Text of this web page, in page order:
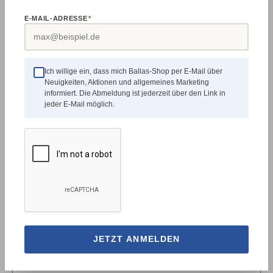
Rabatt
%
Unicraft Arbeitsplatzmatte 3040 x 640 mm
E-MAIL-ADRESSE*
Ich willige ein, dass mich Ballas-Shop per E-Mail über
Neuigkeiten, Aktionen und allgemeines Marketing
informiert. Die Abmeldung ist jederzeit über den Link in
jeder E-Mail möglich.
JETZT ANMELDEN